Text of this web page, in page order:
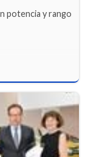
potencia y rango